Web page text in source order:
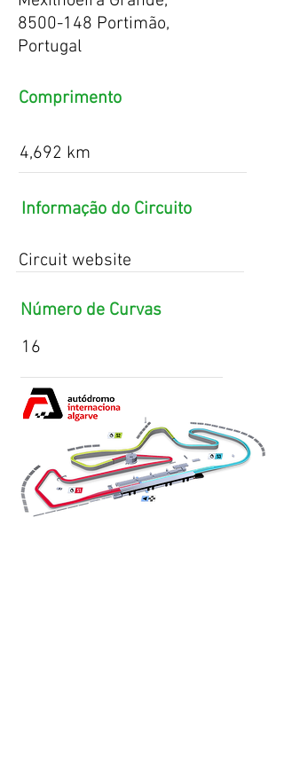
8500-148 Portimão,
Portugal
Comprimento
4,692 km
Informação do Circuito
Circuit website
Número de Curvas
16